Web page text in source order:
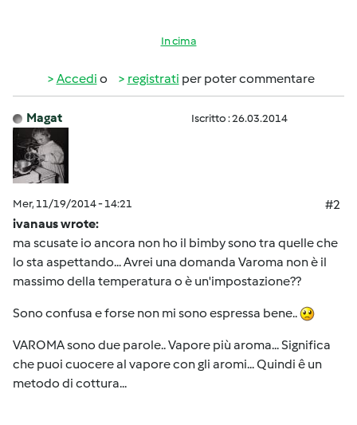
In cima
Accedi o registrati per poter commentare
Magat Iscritto : 26.03.2014
Mer, 11/19/2014 - 14:21
#2
ivanaus wrote:
ma scusate io ancora non ho il bimby sono tra quelle che
lo sta aspettando... Avrei una domanda Varoma non è il
massimo della temperatura o è un'impostazione??
Sono confusa e forse non mi sono espressa bene..
VAROMA sono due parole.. Vapore più aroma... Significa
che puoi cuocere al vapore con gli aromi... Quindi ê un
metodo di cottura...